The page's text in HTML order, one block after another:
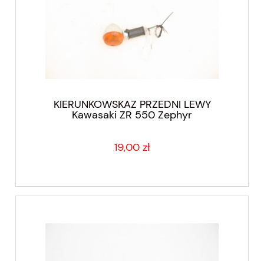
KIERUNKOWSKAZ PRZEDNI LEWY
Kawasaki ZR 550 Zephyr
19,00 zł